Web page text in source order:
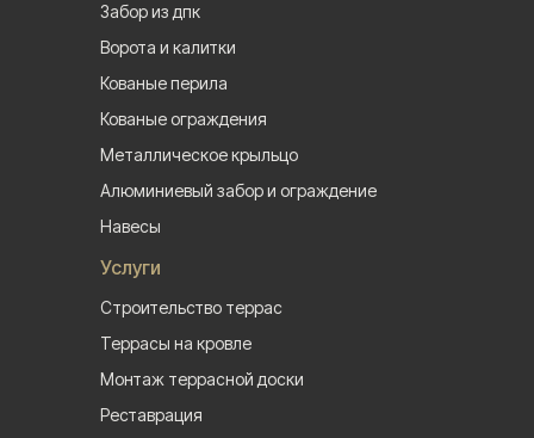
Забор из дпк
Ворота и калитки
Металлическое крыльцо
Навесы
Алюминиевый забор и ограждение
Кованые ограждения
Кованые перила
Строительство террас
Террасы на кровле
Монтаж террасной доски
Реставрация
Услуги